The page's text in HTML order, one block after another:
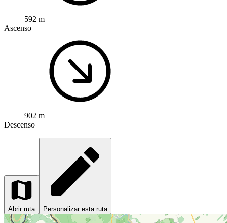
592 m
Ascenso
902 m
Descenso
Abrir ruta Personalizar esta ruta